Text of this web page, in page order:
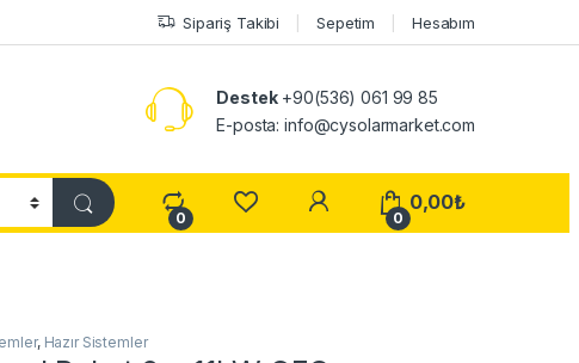
Sipariş Takibi Sepetim Hesabım
Destek+90(536) 061 99 85
E-posta: info@cysolarmarket.com
0
My Account
0
0,00₺
, Hazır Sistemler